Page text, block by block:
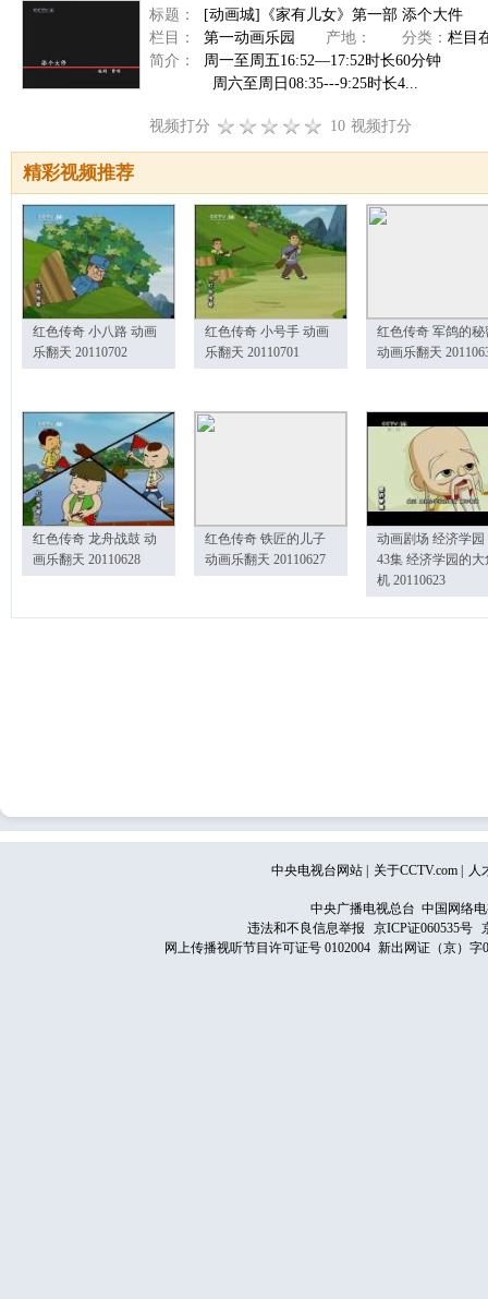
标题：
[动画城]《家有儿女》第一部 添个大件
栏目：
第一动画乐园 产地： 分类： 栏目
简介：
周一至周五16:52—17:52时长60分钟
周六至周日08:35---9:25时长4...
视频打分 10 视频打分
精彩视频推荐
红色传奇 小八路 动画
乐翻天 20110702
红色传奇 小号手 动画
乐翻天 20110701
红色传奇 军鸽的秘
动画乐翻天
红色传奇 龙舟战鼓 动
画乐翻天 20110628
红色传奇 铁匠的儿子
动画乐翻天 20110627
动画剧场 经济学园
43集 经济学园的大
机 20110623
中央电视台网站 关于CCTV.com 人
中央广播电视总台 中国网络
违法和不良信息举报
京ICP证060535号
网上传播视听节目许可证号 0102004 新出网证（京）